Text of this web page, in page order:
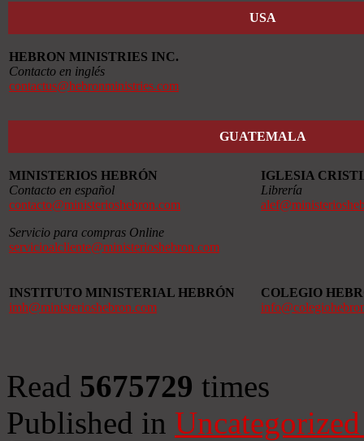
USA
HEBRON MINISTRIES INC.
Contacto en inglés
contactus@hebronministries.com
GUATEMALA
MINISTERIOS HEBRÓN
Contacto en español
contacto@ministerioshebron.com
Servicio para compras Online
servicioalcliente@ministerioshebron.com
IGLESIA
Librería
INSTITUTO MINISTERIAL HEBRÓN
imh@ministerioshebron.com
COLEGIO
Read 5675729 times
Published in